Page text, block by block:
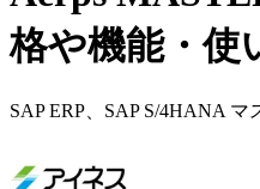
格や機能・使
SAP ERP、SAP S/4HANA